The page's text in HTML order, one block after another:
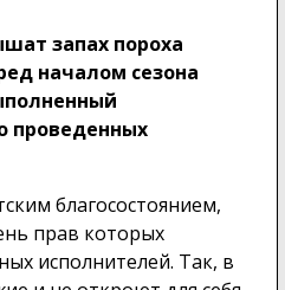
запах пороха
началом сезона
проведенных
благосостоянием,
прав которых
исполнителей. Так, в